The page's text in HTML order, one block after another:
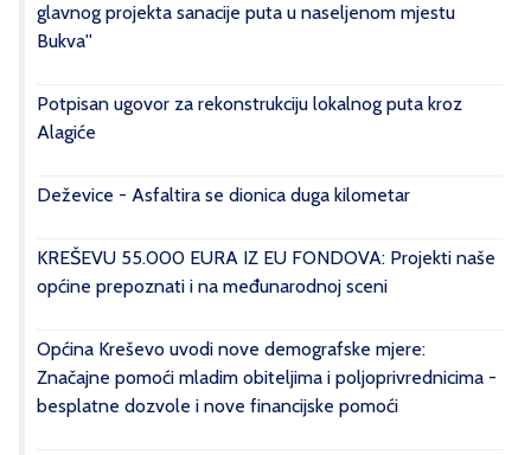
glavnog projekta sanacije puta u naseljenom mjestu
Bukva''
Potpisan ugovor za rekonstrukciju lokalnog puta kroz
Alagiće
Deževice - Asfaltira se dionica duga kilometar
KREŠEVU 55.000 EURA IZ EU FONDOVA: Projekti naše
općine prepoznati i na međunarodnoj sceni
Općina Kreševo uvodi nove demografske mjere:
Značajne pomoći mladim obiteljima i poljoprivrednicima -
besplatne dozvole i nove financijske pomoći